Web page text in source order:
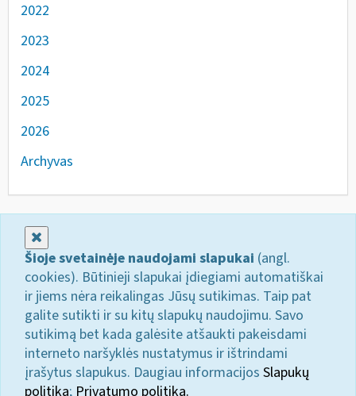
2022
2023
2024
2025
2026
Archyvas
Šioje svetainėje naudojami slapukai (angl.
cookies). Būtinieji slapukai įdiegiami automatiškai
ir jiems nėra reikalingas Jūsų sutikimas. Taip pat
galite sutikti ir su kitų slapukų naudojimu. Savo
sutikimą bet kada galėsite atšaukti pakeisdami
interneto naršyklės nustatymus ir ištrindami
įrašytus slapukus. Daugiau informacijos Slapukų
politika; Privatumo politika.